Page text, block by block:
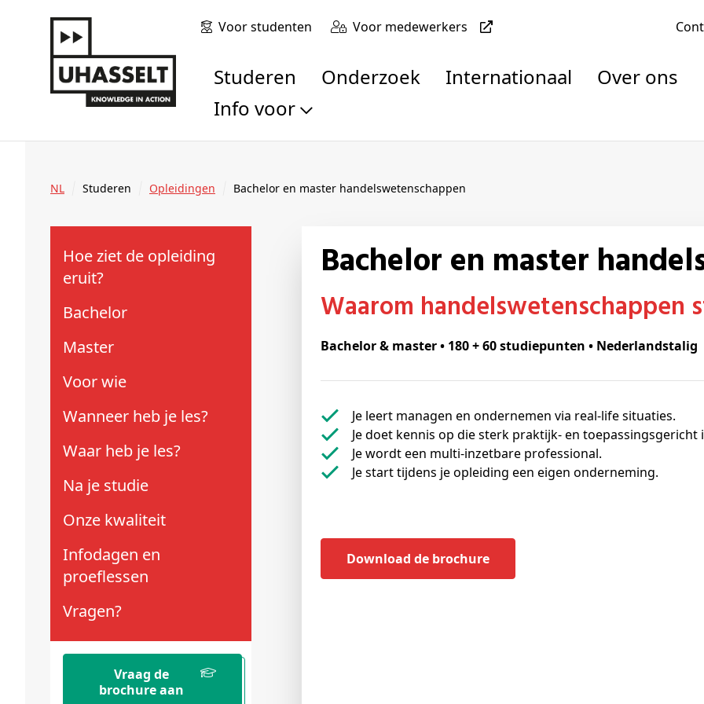
Voor studenten Voor medewerkers
Studeren Onderzoek Internationaal
Over ons
Info voor
Toekomstige studenten
Onderzoekers
Scholen en leerkrachten
Medewerkers
NL Studeren Opleidingen Bachelor en master handelswetenschappen
Hoe ziet de opleiding
eruit?
Bachelor
Master
Voor wie
Wanneer heb je les?
Waar heb je les?
Na je studie
Onze kwaliteit
Infodagen en
proeflessen
Vragen?
Vraag de
brochure aan
Bachelor en master
Waarom handelswetenschappen
Bachelor & master • 180 + 60 studiepunten • Nederlandstalig
Je leert managen en ondernemen via real-life situaties.
Je doet kennis op die sterk praktijk- en toepassingsgericht
Je wordt een multi-inzetbare professional.
Je start tijdens je opleiding een eigen onderneming.
Download de brochure